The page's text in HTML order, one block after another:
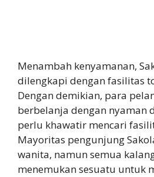
Menambah kenyamanan,
dilengkapi dengan fasilitas
Dengan demikian, para
berbelanja dengan nyaman
perlu khawatir mencari
Mayoritas pengunjung
wanita, namun semua
menemukan sesuatu untuk